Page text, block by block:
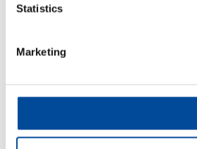
Statistics
Marketing